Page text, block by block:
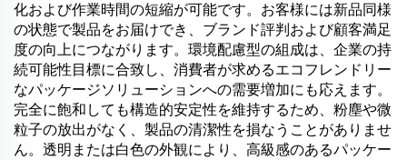
化および作業時間の短縮が可能です。お客様には新品同様
の状態で製品をお届けでき、ブランド評判および顧客満足
度の向上につながります。環境配慮型の組成は、企業の持
続可能性目標に合致し、消費者が求めるエコフレンドリー
なパッケージソリューションへの需要増加にも応えます。
完全に飽和しても構造的安定性を維持するため、粉塵や微
粒子の放出がなく、製品の清潔性を損なうことがありませ
ん。透明または白色の外観により、高級感のあるパッケー